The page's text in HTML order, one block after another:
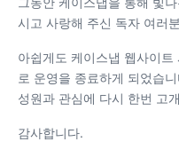
시고 사랑해 주신 독자 여러
아쉽게도 케이스냅 웹사이
로 운영을 종료하게 되었습
성원과 관심에 다시 한번 고
감사합니다.